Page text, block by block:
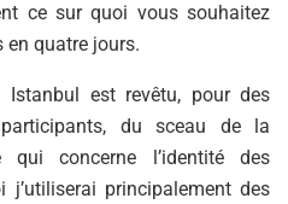
ce sur quoi vous souhaitez
en quatre jours.
est revêtu, pour des
du sceau de la
concerne l’identité des
j’utiliserai principalement des